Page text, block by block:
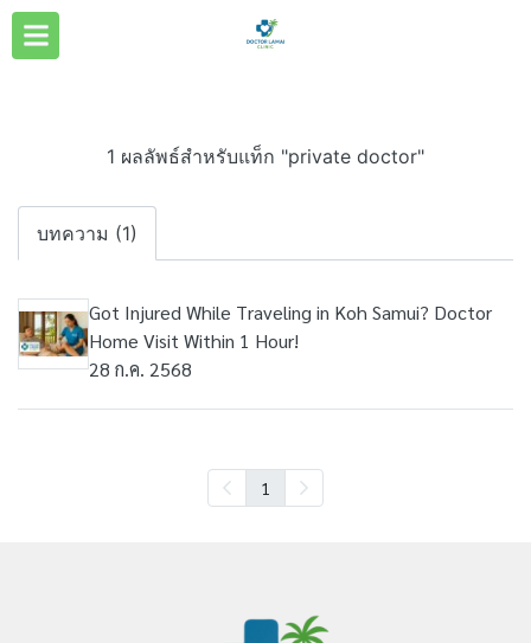
1 ผลลัพธ์สำหรับแท็ก "private doctor"
บทความ (1)
Got Injured While Traveling in Koh Samui? Doctor
Home Visit Within 1 Hour!
28 ก.ค. 2568
1